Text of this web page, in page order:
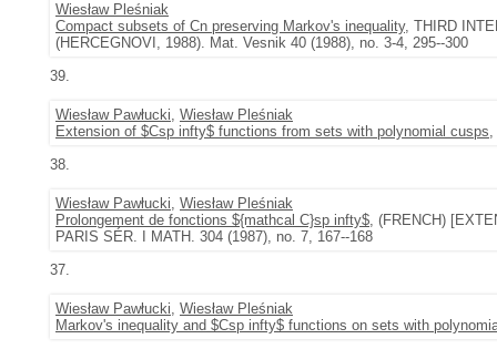
Wiesław Pleśniak
Compact subsets of Cn preserving Markov's inequality, THIRD
(HERCEGNOVI, 1988). Mat. Vesnik 40 (1988), no. 3-4, 295--300
39.
Wiesław Pawłucki, Wiesław Pleśniak
Extension of $Csp infty$ functions from sets with polynomial cusps,
38.
Wiesław Pawłucki, Wiesław Pleśniak
Prolongement de fonctions ${mathcal C}sp infty$, (FRENCH)
PARIS SÉR. I MATH. 304 (1987), no. 7, 167--168
37.
Wiesław Pawłucki, Wiesław Pleśniak
Markov's inequality and $Csp infty$ functions on sets with